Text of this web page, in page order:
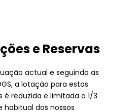
e Reservas
actual e seguindo as
a lotação para estas
é reduzida e limitada a 1/3
habitual dos nossos